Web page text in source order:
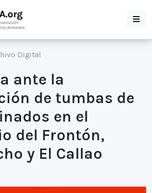
Digital
ante la
de tumbas de
en el
del Frontón,
y El Callao